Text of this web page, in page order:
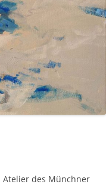
Atelier des Münchner